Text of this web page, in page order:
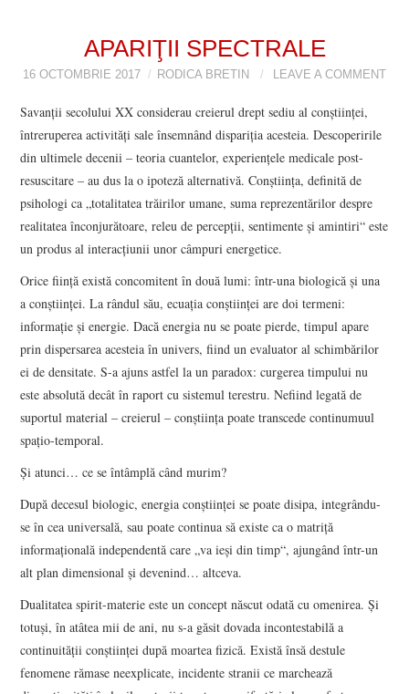
PROZĂ
VIZIUNI ȘI SPECTRE
CONTRAPAGINI
CARTE & FILM
SUSPANS
NUMĂRUL 48 /
MARTIE 2018
NUMĂRUL 49 /
APRILIE 2018
APARIŢII SPECTRALE
16 OCTOMBRIE 2017 RODICA BRETIN LEAVE A COMMENT
Savanţii secolului XX considerau creierul drept sediu al conştiinţei,
întreruperea activităţi sale însemnând dispariţia acesteia. Descoperirile
din ultimele decenii – teoria cuantelor, experienţele medicale post-
resuscitare – au dus la o ipoteză alternativă. Conştiinţa, definită de
psihologi ca „totalitatea trăirilor umane, suma reprezentărilor despre
realitatea înconjurătoare, releu de percepţii, sentimente şi amintiri“ este
un produs al interacţiunii unor câmpuri energetice.
Orice fiinţă există concomitent în două lumi: într-una biologică şi una
a conştiinţei. La rândul său, ecuaţia conştiinţei are doi termeni:
informaţie şi energie. Dacă energia nu se poate pierde, timpul apare
prin dispersarea acesteia în univers, fiind un evaluator al schimbărilor
ei de densitate. S-a ajuns astfel la un paradox: curgerea timpului nu
este absolută decât în raport cu sistemul terestru. Nefiind legată de
suportul material – creierul – conştiinţa poate transcede continumuul
spaţio-temporal.
Şi atunci… ce se întâmplă când murim?
După decesul biologic, energia conştiinţei se poate disipa, integrându-
se în cea universală, sau poate continua să existe ca o matriţă
informaţională independentă care „va ieşi din timp“, ajungând într-un
alt plan dimensional şi devenind… altceva.
Dualitatea spirit-materie este un concept născut odată cu omenirea. Şi
totuşi, în atâtea mii de ani, nu s-a găsit dovada incontestabilă a
continuităţii conştiinţei după moartea fizică. Există însă destule
fenomene rămase neexplicate, incidente stranii ce marchează